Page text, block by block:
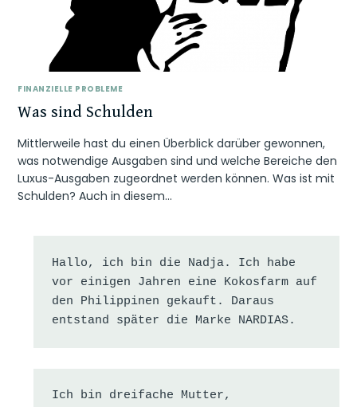
FINANZIELLE PROBLEME
Was sind Schulden
Mittlerweile hast du einen Überblick darüber gewonnen,
was notwendige Ausgaben sind und welche Bereiche den
Luxus-Ausgaben zugeordnet werden können. Was ist mit
Schulden? Auch in diesem…
Hallo, ich bin die Nadja. Ich habe
vor einigen Jahren eine Kokosfarm auf
den Philippinen gekauft. Daraus
entstand später die Marke NARDIAS.
Ich bin dreifache Mutter,